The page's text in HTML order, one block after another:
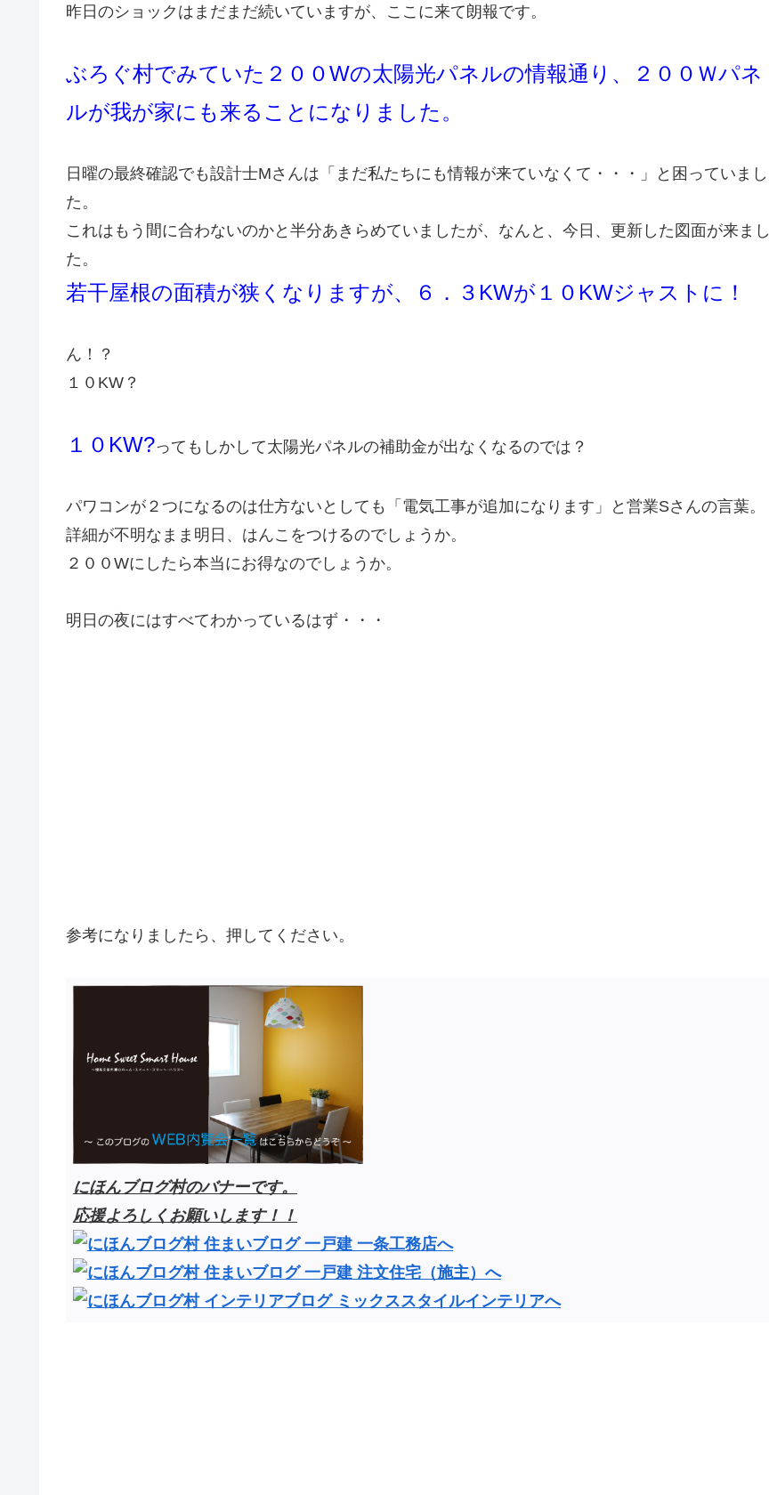
昨日のショックはまだまだ続いていますが、ここに来て朗報です。
ぶろぐ村でみていた２００Wの太陽光パネルの情報通り、２００Ｗパネ
ルが我が家にも来ることになりました。
日曜の最終確認でも設計士Mさんは「まだ私たちにも情報が来ていなくて・・・」と困っていまし
た。
これはもう間に合わないのかと半分あきらめていましたが、なんと、今日、更新した図面が来まし
た。
若干屋根の面積が狭くなりますが、６．３KWが１０KWジャストに！
ん！？
１０KW？
１０KW?ってもしかして太陽光パネルの補助金が出なくなるのでは？
パワコンが２つになるのは仕方ないとしても「電気工事が追加になります」と営業Sさんの言葉。
詳細が不明なまま明日、はんこをつけるのでしょうか。
２００Wにしたら本当にお得なのでしょうか。
明日の夜にはすべてわかっているはず・・・
参考になりましたら、押してください。
にほんブログ村のバナーです。
応援よろしくお願いします！！